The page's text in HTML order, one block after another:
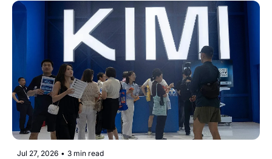
Jul 27, 2026 • 3 min read